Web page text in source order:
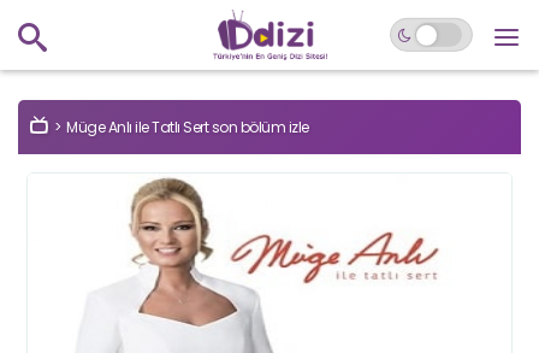
Müge Anlı ile Tatlı Sert son bölüm izle